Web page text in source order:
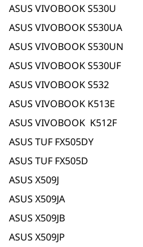
ASUS VIVOBOOK S530U
ASUS VIVOBOOK S530UA
ASUS VIVOBOOK S530UN
ASUS VIVOBOOK S530UF
ASUS VIVOBOOK S532
ASUS VIVOBOOK K513E
ASUS VIVOBOOK K512F
ASUS TUF FX505DY
ASUS TUF FX505D
ASUS X509J
ASUS X509JA
ASUS X509JB
ASUS X509JP